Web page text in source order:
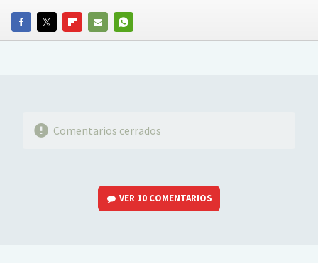
FACEBOOKTWITTERFLIPBOARD
E-
WHATSAPP
Comentarios cerrados
VER 10 COMENTARIOS